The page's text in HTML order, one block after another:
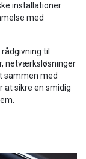
installationer
med
til
netværksløsninger
sammen med
at sikre en smidig